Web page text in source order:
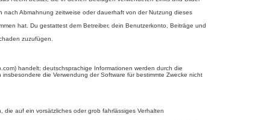
Abmahnung zeitweise oder dauerhaft von der Nutzung dieses
hat. Du gestattest dem Betreiber, dein Benutzerkonto, Beiträge und
zuzufügen.
handelt; deutschsprachige Informationen werden durch die
die Verwendung der Software für bestimmte Zwecke nicht
auf ein vorsätzliches oder grob fahrlässiges Verhalten